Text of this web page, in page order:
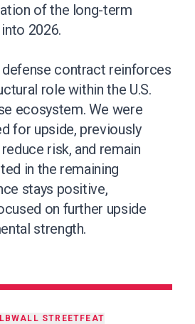
of the long-term
2026.
contract reinforces
role within the U.S.
ecosystem. We were
for upside, previously
risk, and remain
in the remaining
stays positive,
on further upside
strength.
WALL STREET FEAT